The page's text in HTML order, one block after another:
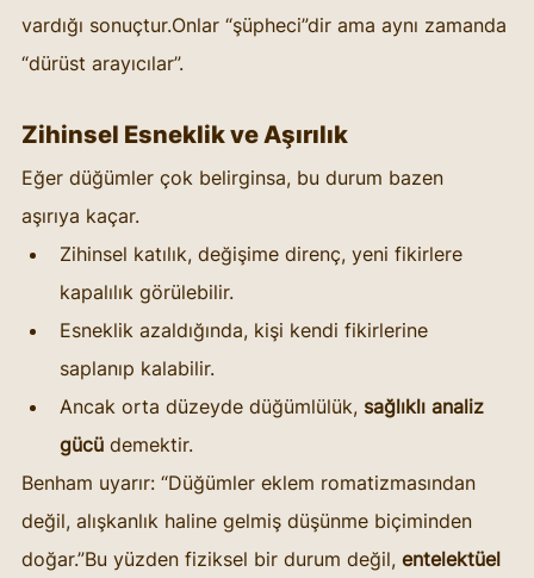
vardığı sonuçtur.Onlar “şüpheci”dir ama aynı zamanda
“dürüst arayıcılar”.
Zihinsel Esneklik ve Aşırılık
Eğer düğümler çok belirginsa, bu durum bazen
aşırıya kaçar.
Zihinsel katılık, değişime direnç, yeni fikirlere
kapalılık görülebilir.
Esneklik azaldığında, kişi kendi fikirlerine
saplanıp kalabilir.
Ancak orta düzeyde düğümlülük, sağlıklı analiz
gücü demektir.
Benham uyarır: “Düğümler eklem romatizmasından
değil, alışkanlık haline gelmiş düşünme biçiminden
doğar.”Bu yüzden fiziksel bir durum değil, entelektüel